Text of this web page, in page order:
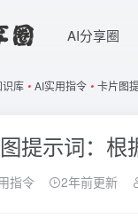
AI分享圈
识库 • AI实用指令 • 卡片图
提示词：根
指令 2年前更新